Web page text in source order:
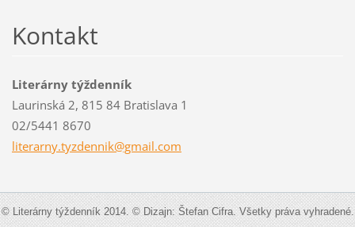
Kontakt
Literárny týždenník
Laurinská 2, 815 84 Bratislava 1
02/5441 8670
literarny.tyzdennik@gmail.com
© Literárny týždenník 2014. © Dizajn: Štefan Cifra. Všetky práva vyhradené.